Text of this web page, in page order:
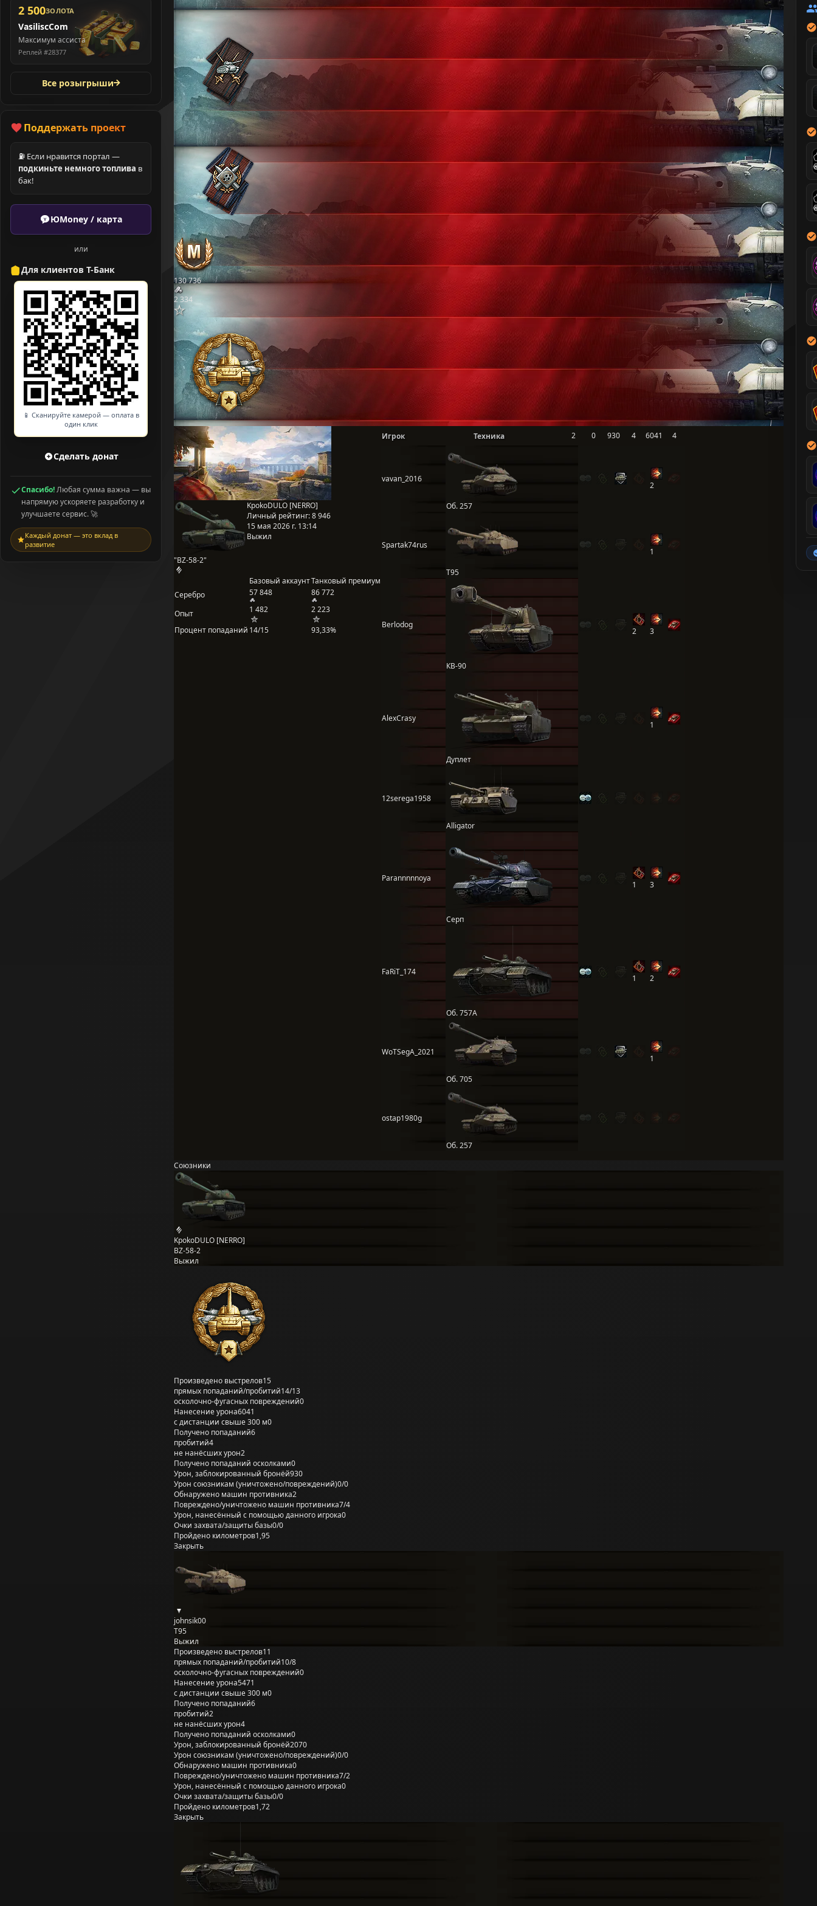
2 500ЗОЛОТА
VasiliscCom
Максимум ассиста
Реплей #28377
Все розыгрыши
Поддержать проект
⛽ Если нравится портал —
подкиньте немного топлива в
бак!
ЮMoney / карта
или
Для клиентов Т-Банк
📱 Сканируйте камерой — оплата в
один клик
Сделать донат
Спасибо!Любая сумма важна — вы
напрямую ускоряете разработку и
улучшаете сервис. 🚀
Каждый донат — это вклад в
развитие
130 736
2 334
"BZ-58-2"
KpokoDULO [NERRO]
Личный рейтинг:8 946
15 мая 2026 г. 13:14
Выжил
Базовый аккаунтТанковый премиум
Серебро
57 848 86 772
Опыт 1 482
2 223
Процент попаданий 14/15 93,33%
Игрок Техника 2 0 930 4 6041 4
vavan_2016
Об. 257
2
Spartak74rus
T95
1
Berlodog
КВ-90
2 3
AlexCrasy
Дуплет
1
12serega1958
Alligator
Parannnnnoya
Серп
1 3
FaRiT_174
Об. 757А
1 2
WoTSegA_2021
Об. 705
1
ostap1980g
Об. 257
Союзники
KpokoDULO [NERRO]
BZ-58-2
Выжил
Произведено выстрелов15
прямых попаданий/пробитий14/13
осколочно-фугасных повреждений0
Нанесение урона6041
с дистанции свыше 300 м0
Получено попаданий6
пробитий4
не нанёсших урон2
Получено попаданий осколками0
Урон, заблокированный бронёй930
Урон союзникам (уничтожено/повреждений)0/0
Обнаружено машин противника2
Повреждено/уничтожено машин противника7/4
Урон, нанесённый с помощью данного игрока0
Очки захвата/защиты базы0/0
Пройдено километров1,95
Закрыть
johnsik00
T95
Выжил
Произведено выстрелов11
прямых попаданий/пробитий10/8
осколочно-фугасных повреждений0
Нанесение урона5471
с дистанции свыше 300 м0
Получено попаданий6
пробитий2
не нанёсших урон4
Получено попаданий осколками0
Урон, заблокированный бронёй2070
Урон союзникам (уничтожено/повреждений)0/0
Обнаружено машин противника0
Повреждено/уничтожено машин противника7/2
Урон, нанесённый с помощью данного игрока0
Очки захвата/защиты базы0/0
Пройдено километров1,72
Закрыть